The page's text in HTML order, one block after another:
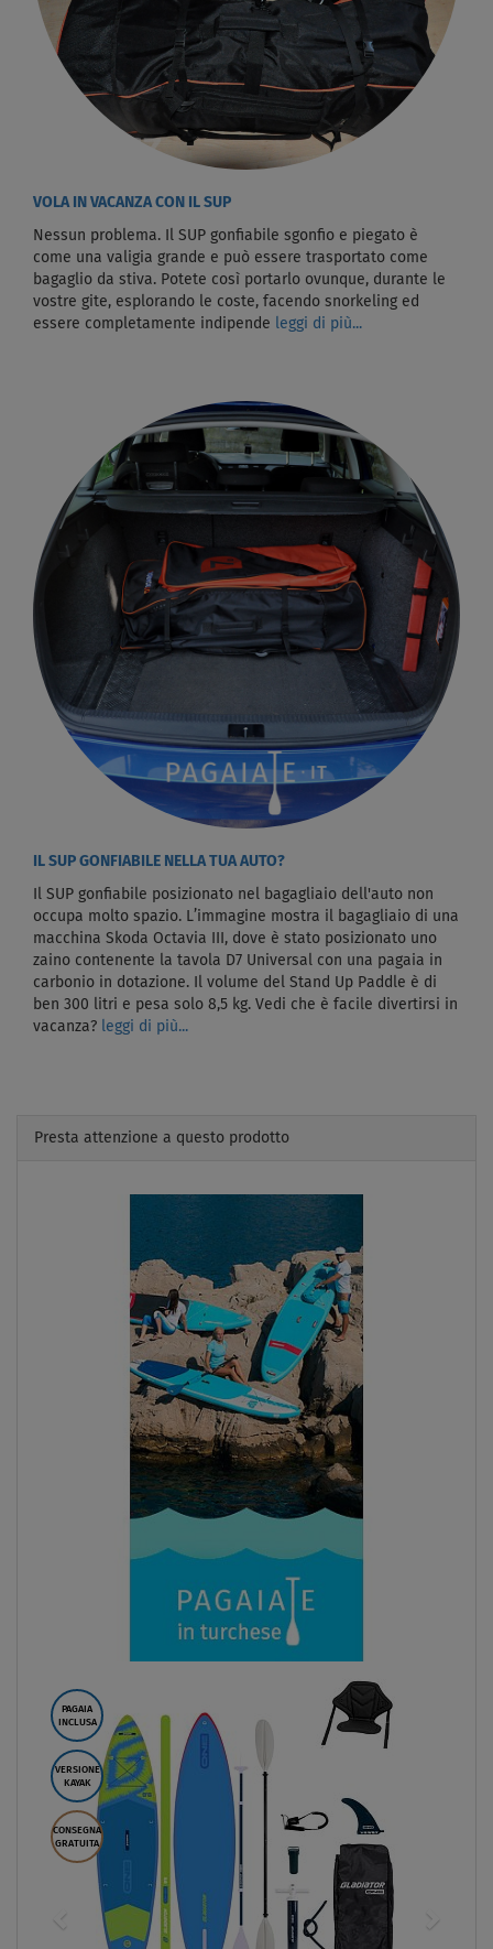
VOLA IN VACANZA CON IL SUP
Nessun problema. Il SUP gonfiabile sgonfio e piegato è
come una valigia grande e può essere trasportato come
bagaglio da stiva. Potete così portarlo ovunque, durante le
vostre gite, esplorando le coste, facendo snorkeling ed
essere completamente indipende
leggi di più...
IL SUP GONFIABILE NELLA TUA AUTO?
Il SUP gonfiabile posizionato nel bagagliaio dell'auto non
occupa molto spazio. L’immagine mostra il bagagliaio di una
macchina Skoda Octavia III, dove è stato posizionato uno
zaino contenente la tavola D7 Universal con una pagaia in
carbonio in dotazione. Il volume del Stand Up Paddle è di
ben 300 litri e pesa solo 8,5 kg. Vedi che è facile divertirsi in
vacanza?
leggi di più...
Presta attenzione a questo prodotto
PAGAIA
INCLUSA
VERSIONE
KAYAK
CONSEGNA
GRATUITA